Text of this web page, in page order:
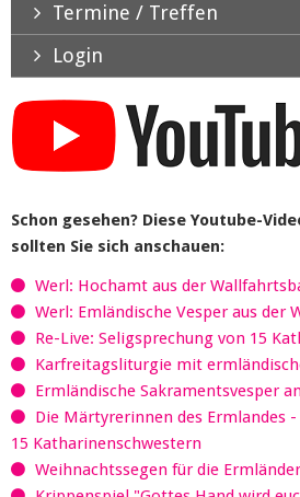
Termine / Treffen
Login
Schon gesehen? Diese Youtube-
sollten Sie sich anschauen:
Werl: Hochamt aus der
Werl: Emländische Vesper aus der
Re-Live: Seligsprechung von 15
Karfreitagsliturgie mit
Ermländische Sakramentsvesper
Die Märtyrerinnen des Ermlandes
15 Katharinenschwestern
Weihnachtssegen für die